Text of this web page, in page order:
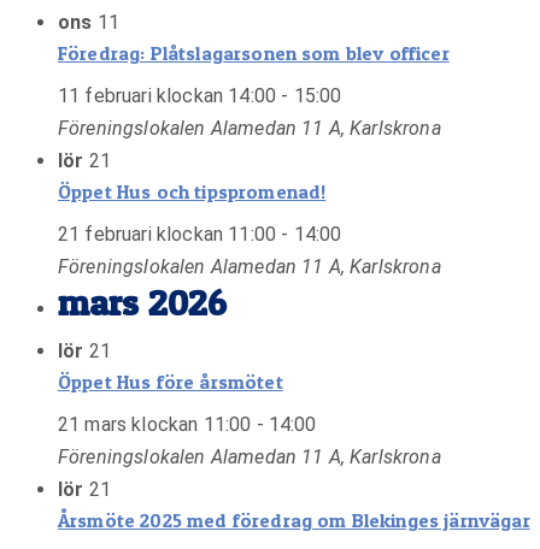
ons 11
Föredrag: Plåtslagarsonen som blev officer
11 februari klockan 14:00 - 15:00
Föreningslokalen Alamedan 11 A, Karlskrona
lör 21
Öppet Hus och tipspromenad!
21 februari klockan 11:00 - 14:00
Föreningslokalen Alamedan 11 A, Karlskrona
mars 2026
lör 21
Öppet Hus före årsmötet
21 mars klockan 11:00 - 14:00
Föreningslokalen Alamedan 11 A, Karlskrona
lör 21
Årsmöte 2025 med föredrag om Blekinges järnvägar